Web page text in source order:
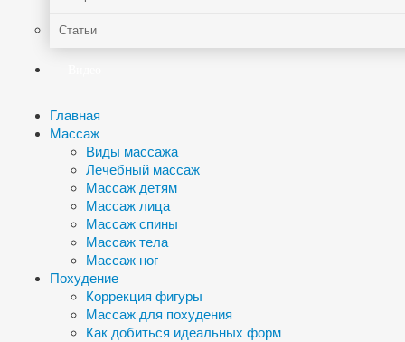
Статьи
Главная
Массаж
Виды массажа
Лечебный массаж
Массаж детям
Массаж лица
Массаж спины
Массаж тела
Массаж ног
Похудение
Коррекция фигуры
Массаж для похудения
Как добиться идеальных форм